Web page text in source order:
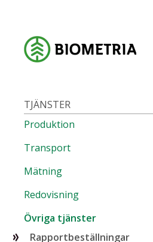
TJÄNSTER
Produktion
Transport
Mätning
Redovisning
Övriga tjänster
Rapportbeställningar